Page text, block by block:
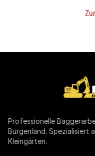
Professionelle
Burgenland. Spezialisiert
Kleingärten.